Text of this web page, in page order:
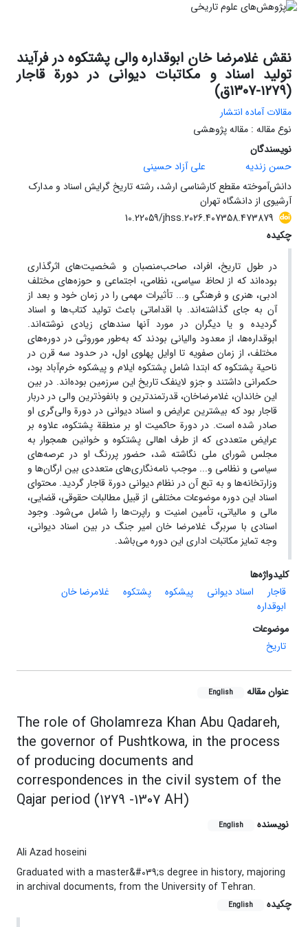
نقش غلامرضا خان ابوقداره والی پشتکوه در فرآیند
تولید اسناد و مکاتبات دیوانی در دورة قاجار
(۱۲۷۹-1307ق)
مقالات آماده انتشار
نوع مقاله : مقاله پژوهشی
نویسندگان
حسن زندیه
علی آزاد حسینی
دانش‌آموخته مقطع کارشناسی ارشد، رشته تاریخ گرایش اسناد و مدارک
آرشیوی از دانشگاه تهران
10.22059/jhss.2026.407358.473879
چکیده
در طول تاریخ، افراد، صاحب‌منصبان و شخصیت‌های اثرگذاری
بوده‌اند که از لحاظ سیاسی، نظامی، اجتماعی و حوزه‌های مختلف
ادبی، هنری و فرهنگی و... تأثیرات مهمی را در زمان خود و بعد از
آن به جای گذاشته‌اند. با اقداماتی باعث تولید کتاب‌ها و اسناد
گردیده و یا دیگران در مورد آنها سندهای زیادی نوشته‌اند.
ابوقداره‌ها، از معدود والیانی بودند که به‌طور موروثی در دوره‌های
مختلف، از زمان صفویه تا اوایل پهلوی اول، در حدود سه قرن در
ناحیة پشتکوه که ابتدا شامل پشتکوه ایلام و پیشکوه خرم‌آباد بود،
حکمرانی داشتند و جزو لاینفک تاریخ این سرزمین بوده‌اند. در بین
این خاندان، غلامرضاخان، قدرتمندترین و بانفوذترین والی در دربار
قاجار بود که بیشترین عرایض و اسناد دیوانی در دورة والی‌گری او
صادر شده است. در دورة حاکمیت او بر منطقة پشتکوه، علاوه بر
عرایض متعددی که از طرف اهالی پشتکوه و خوانین همجوار به
مجلس شورای ملی نگاشته شد، حضور پررنگ او در عرصه‌های
سیاسی و نظامی و... موجب نامه‌نگاری‌های متعددی بین ارگان‌ها و
وزارتخانه‌ها و به تبع آن در نظام دیوانی دورة قاجار گردید. محتوای
اسناد این دوره موضوعات مختلفی از قبیل مطالبات حقوقی، قضایی،
مالی و مالیاتی، تأمین امنیت و راپرت‌ها را شامل می‌شود. وجود
اسنادی با سربرگ غلامرضا خان امیر جنگ در بین اسناد دیوانی،
وجه تمایز مکاتبات اداری این دوره می‌باشد.
کلیدواژه‌ها
قاجار
اسناد دیوانی پیشکوه پشتکوه
غلامرضا خان
ابوقداره
موضوعات
تاریخ
عنوان مقاله English
The role of Gholamreza Khan Abu Qadareh,
the governor of Pushtkowa, in the process
of producing documents and
correspondences in the civil system of the
Qajar period (1279 -1307 AH)
نویسنده English
Ali Azad hoseini
Graduated with a master&#039;s degree in history, majoring
in archival documents, from the University of Tehran.
چکیده
English